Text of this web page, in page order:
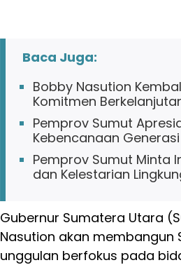
Baca Juga:
Bobby Nasution
Komitmen
Pemprov Sumut
Kebencanaan
Pemprov Sumut Minta
dan Kelestarian
Gubernur Sumatera Utara
Nasution akan membangun
unggulan berfokus pada